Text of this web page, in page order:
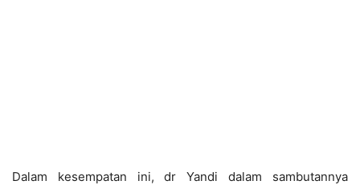
Dalam kesempatan ini, dr Yandi dalam sambutannya